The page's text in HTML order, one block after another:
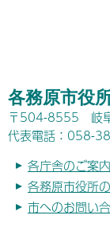
各務原市役
〒504-8555 岐
代表電話：058-
各庁舎のご案内
各務原市役所
市へのお問い